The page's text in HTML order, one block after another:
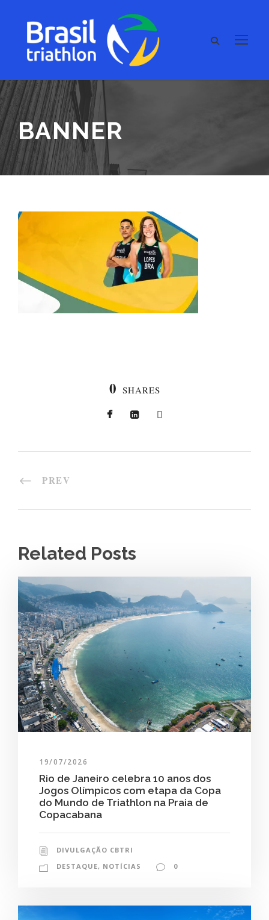
BANNER
0 SHARES
PREV
Related Posts
19/07/2026
Rio de Janeiro celebra 10 anos dos
Jogos Olímpicos com etapa da Copa
do Mundo de Triathlon na Praia de
Copacabana
DIVULGAÇÃO CBTRI
DESTAQUE, NOTÍCIAS 0